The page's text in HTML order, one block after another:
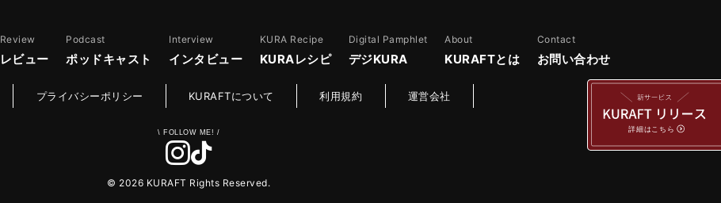
Review
レビュー
Podcast
ポッドキャスト
Interview
インタビュー
KURA Recipe
KURAレシピ
Digital Pamphlet
デジKURA
About
KURAFTとは
Contact
お問い合わせ
プライバシーポリシー KURAFTについて 利用規約 運営会社
© 2026 KURAFT Rights Reserved.